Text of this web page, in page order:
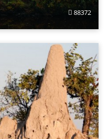
88372